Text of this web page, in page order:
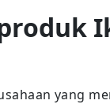
yang